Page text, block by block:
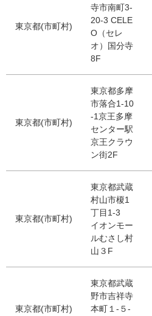
東京都(市町村)
寺市南町3-
20-3 CELE
O（セレ
オ）国分寺
8F
東京都(市町村)
東京都多摩
市落合1-10
-1京王多摩
センター駅
京王クラウ
ン街2F
東京都(市町村)
東京都武蔵
村山市榎1
丁目1-3
イオンモー
ルむさし村
山３F
東京都(市町村)
東京都武蔵
野市吉祥寺
本町１-５-